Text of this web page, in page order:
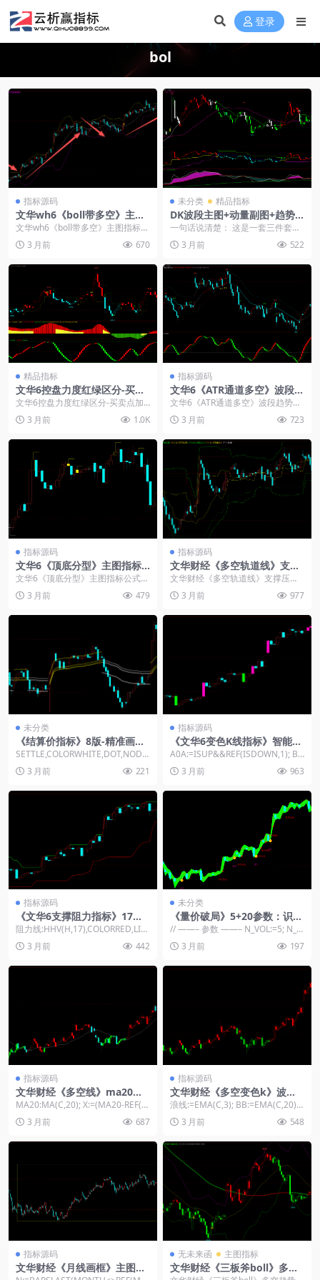
登录
bol
指标源码
文华wh6《boll带多空》主图
指标源码
文华wh6《boll带多空》主图指标源
码： 上限线:MA(CLOSE,20); ...
3 月前 670
未分类 精品指标
DK波段主图+动量副图+趋势
副图：三屏联动看趋势，信号
一句话说清楚： 这是一套三件套组
合：一个主图看方向，两个副图相
互验证。主图出信号...
3 月前 522
精品指标
文华6控盘力度红绿区分-买卖
点加减仓提示指标使用介绍！
文华6控盘力度红绿区分-买卖点加
减仓提示指标使用介绍： 飞龙波段
2指标系统主图+...
3 月前 1.0K
指标源码
文华6《ATR通道多空》波段趋
势王主图幅图指标
文华6《ATR通道多空》波段趋势王
主图幅图指标：一个主图+一个幅
图，无未来函数，...
3 月前 723
指标源码
文华6《顶底分型》主图指标
公式源码
文华6《顶底分型》主图指标公式源
码： 孤立高点:=H>REF(H,1)&a...
3 月前 479
指标源码
文华财经《多空轨道线》支撑
压力多空止损线
文华财经《多空轨道线》支撑压力
多空止损线 N1:=5; N2:=10; N3:=...
3 月前 977
未分类
《结算价指标》8版-精准画线-
规避波动-趋势参考-公式源码
SETTLE,COLORWHITE,DOT,NODR
AW,NOTEXT; //S...
3 月前 221
指标源码
《文华6变色K线指标》智能量
价拐点公式-自动标记强弱K线-
A0A:=ISUP&&REF(ISDOWN,1); B0
B:=I...
3 月前 963
指标源码
《文华6支撑阻力指标》17周
期自动划线工具-解决盘口判断
难题-智能识别高低位压力支撑
源码
阻力线:HHV(H,17),COLORRED,LIN
ETHICK2; 支撑线:L...
3 月前 442
未分类
《量价破局》5+20参数：识别
诱空诱多陷阱，红绿背景锁定
顺势方向
// ——– 参数 ——– N_VOL:=5; N_T
REND:=20; // ...
3 月前 197
指标源码
文华财经《多空线》ma20波
段趋势转折主图
MA20:MA(C,20); X:=(MA20-REF(M
A20,1)); UP...
3 月前 687
指标源码
文华财经《多空变色k》波段
判断主图源码
浪线:=EMA(C,3); BB:=EMA(C,20);
过滤:=1; PJX:...
3 月前 548
指标源码
文华财经《月线画框》主图指
无未来函 主图指标
文华财经《三板斧boll》多空